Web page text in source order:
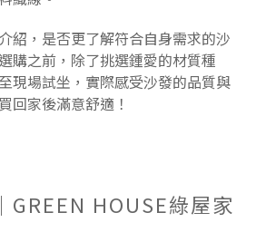
紹，是否更了解符合自身需求的沙
購之前，除了挑選鍾愛的材質種
現場試坐，實際感受沙發的品質與
回家後滿意舒適！
GREEN HOUSE綠屋家